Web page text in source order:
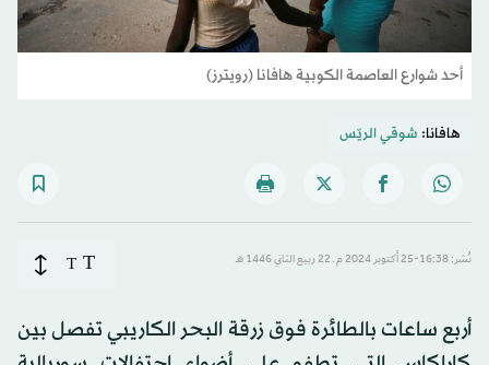
أحد شوارع العاصمة الكوبية هافانا (رويترز)
هافانا: شوقي الريّس
نُشر: 16:38-25 أكتوبر 2024 م ـ 22 ربيع الثاني 1446 هـ T
T
أربع ساعات بالطائرة فوق زرقة البحر الكاريبي تفصل بين